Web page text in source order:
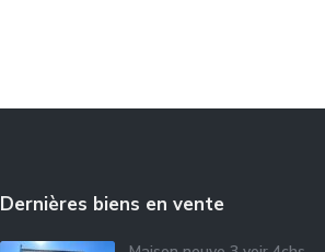
Dernières biens en vente